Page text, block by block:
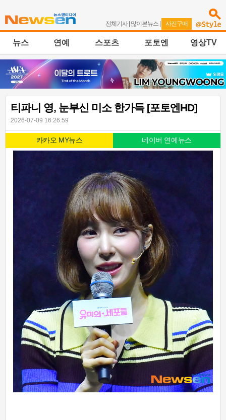
전체기사| 많이본뉴스 | 사진구매
뉴스 연예 스포츠 포토엔 영상TV
티파니 영, 눈부신 미소 한가득 [포토엔HD]
2026-07-09 16:26:59
카카오 MY뉴스 네이버 연예뉴스